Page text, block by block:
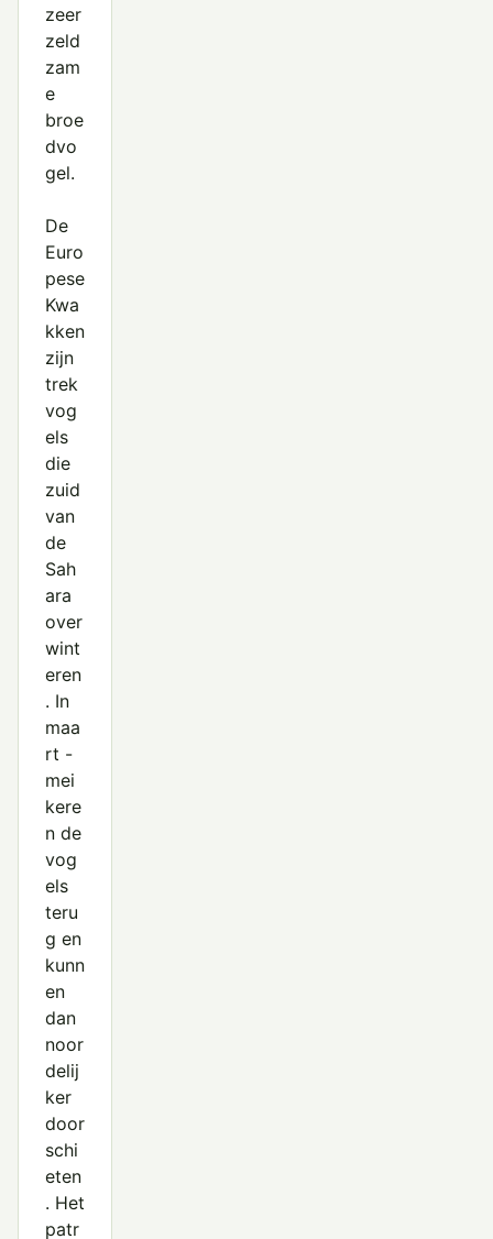
zeer
zeld
zam
e
broe
dvo
gel.
De
Euro
pese
Kwa
kken
zijn
trek
vog
els
die
zuid
van
de
Sah
ara
over
wint
eren
. In
maa
rt -
mei
kere
n de
vog
els
teru
g en
kunn
en
dan
noor
delij
ker
door
schi
eten
. Het
patr